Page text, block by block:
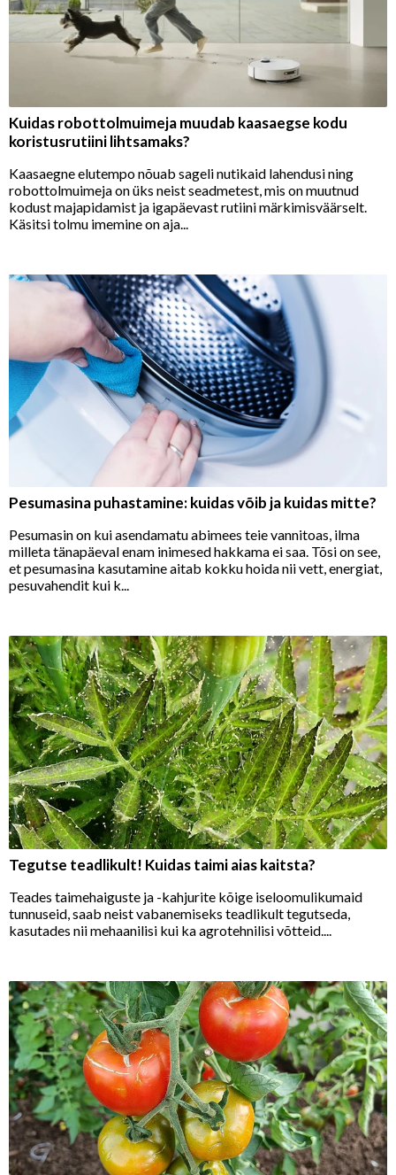
Kuidas robottolmuimeja muudab kaasaegse kodu
koristusrutiini lihtsamaks?
Kaasaegne elutempo nõuab sageli nutikaid lahendusi ning
robottolmuimeja on üks neist seadmetest, mis on muutnud
kodust majapidamist ja igapäevast rutiini märkimisväärselt.
Käsitsi tolmu imemine on aja...
Pesumasina puhastamine: kuidas võib ja kuidas mitte?
Pesumasin on kui asendamatu abimees teie vannitoas, ilma
milleta tänapäeval enam inimesed hakkama ei saa. Tõsi on see,
et pesumasina kasutamine aitab kokku hoida nii vett, energiat,
pesuvahendit kui k...
Tegutse teadlikult! Kuidas taimi aias kaitsta?
Teades taimehaiguste ja -kahjurite kõige iseloomulikumaid
tunnuseid, saab neist vabanemiseks teadlikult tegutseda,
kasutades nii mehaanilisi kui ka agrotehnilisi võtteid....